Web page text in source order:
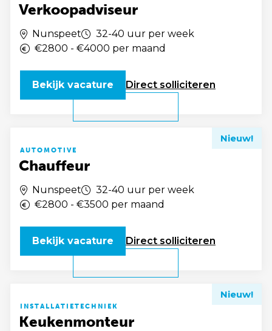
Verkoopadviseur
Nunspeet
32-40 uur per week
€2800 - €4000 per maand
Direct solliciteren
Bekijk vacature
AUTOMOTIVE
Chauffeur
Nieuw!
Nunspeet
32-40 uur per week
€2800 - €3500 per maand
Direct solliciteren
Bekijk vacature
INSTALLATIETECHNIEK
Keukenmonteur
Nieuw!